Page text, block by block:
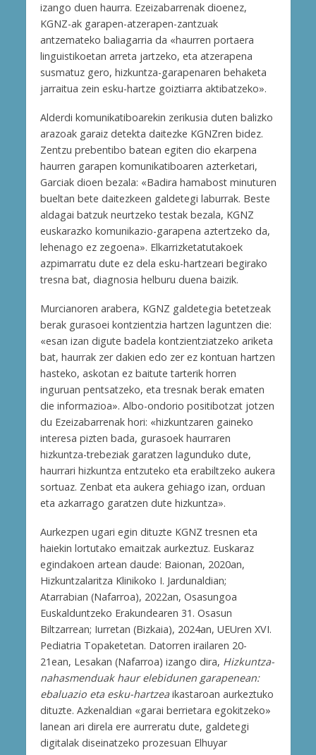
izango duen haurra. Ezeizabarrenak dioenez,
KGNZ-ak garapen-atzerapen-zantzuak
antzemateko baliagarria da «haurren portaera
linguistikoetan arreta jartzeko, eta atzerapena
susmatuz gero, hizkuntza-garapenaren behaketa
jarraitua zein esku-hartze goiztiarra aktibatzeko».
Alderdi komunikatiboarekin zerikusia duten balizko
arazoak garaiz detekta daitezke KGNZren bidez.
Zentzu prebentibo batean egiten dio ekarpena
haurren garapen komunikatiboaren azterketari,
Garciak dioen bezala: «Badira hamabost minuturen
bueltan bete daitezkeen galdetegi laburrak. Beste
aldagai batzuk neurtzeko testak bezala, KGNZ
euskarazko komunikazio-garapena aztertzeko da,
lehenago ez zegoena». Elkarrizketatutakoek
azpimarratu dute ez dela esku-hartzeari begirako
tresna bat, diagnosia helburu duena baizik.
Murcianoren arabera, KGNZ galdetegia betetzeak
berak gurasoei kontzientzia hartzen laguntzen die:
«esan izan digute badela kontzientziatzeko ariketa
bat, haurrak zer dakien edo zer ez kontuan hartzen
hasteko, askotan ez baitute tarterik horren
inguruan pentsatzeko, eta tresnak berak ematen
die informazioa». Albo-ondorio positibotzat jotzen
du Ezeizabarrenak hori: «hizkuntzaren gaineko
interesa pizten bada, gurasoek haurraren
hizkuntza-trebeziak garatzen lagunduko dute,
haurrari hizkuntza entzuteko eta erabiltzeko aukera
sortuaz. Zenbat eta aukera gehiago izan, orduan
eta azkarrago garatzen dute hizkuntza».
Aurkezpen ugari egin dituzte KGNZ tresnen eta
haiekin lortutako emaitzak aurkeztuz. Euskaraz
egindakoen artean daude: Baionan, 2020an,
Hizkuntzalaritza Klinikoko I. Jardunaldian;
Atarrabian (Nafarroa), 2022an, Osasungoa
Euskalduntzeko Erakundearen 31. Osasun
Biltzarrean; Iurretan (Bizkaia), 2024an, UEUren XVI.
Pediatria Topaketetan. Datorren irailaren 20-
21ean, Lesakan (Nafarroa) izango dira, Hizkuntza-
nahasmenduak haur elebidunen garapenean:
ebaluazio eta esku-hartzeaikastaroan aurkeztuko
dituzte. Azkenaldian «garai berrietara egokitzeko»
lanean ari direla ere aurreratu dute, galdetegi
digitalak diseinatzeko prozesuan Elhuyar